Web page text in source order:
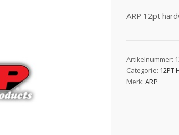
ARP 12pt
Artikelnummer:
Categorie: 12PT
Merk:ARP